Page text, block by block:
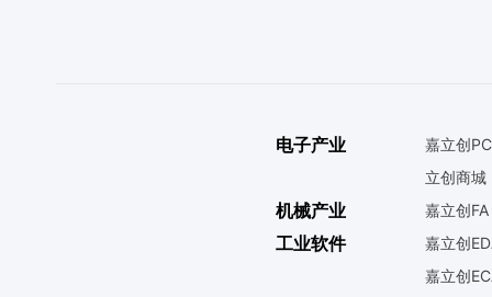
电子产业
嘉立创
立创商城
机械产业 嘉立创FA
工业软件
嘉立创
嘉立创